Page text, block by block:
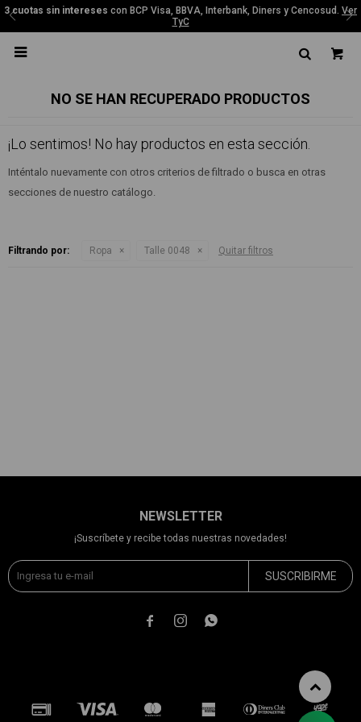
3 cuotas sin intereses con BCP Visa, BBVA, Interbank, Diners y Cencosud. Ver
TyC

NO SE HAN RECUPERADO PRODUCTOS
¡Lo sentimos! No hay productos en esta sección.
Inténtalo nuevamente con otros criterios de filtrado o busca en otras
secciones de nuestro catálogo.
Filtrando por: Ropa Talle 0048 Quitar filtros
NEWSLETTER
¡Suscríbete y recibe todas nuestras novedades!
SUSCRIBIRME
  